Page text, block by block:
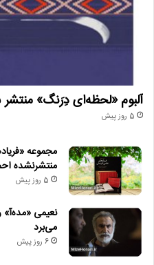
آلبوم «لحظه‌ای دِرَنگ»
5 روز پیش
مجموعه
منتشرنشده
5 روز پیش
نعیمی «مده‌آ»
می‌برد
6 روز پیش